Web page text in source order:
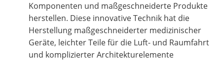
Komponenten und maßgeschneiderte Produkte
herstellen. Diese innovative Technik hat die
Herstellung maßgeschneiderter medizinischer
Geräte, leichter Teile für die Luft- und Raumfahrt
und komplizierter Architekturelemente